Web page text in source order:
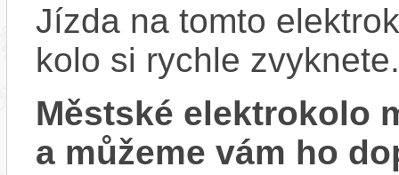
Jízda na tomto
kolo si rychle zvyknete.
Městské elektrokolo
a můžeme vám ho